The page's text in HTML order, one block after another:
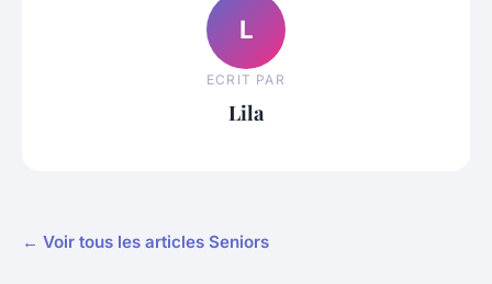
L
ECRIT PAR
Lila
← Voir tous les articles Seniors